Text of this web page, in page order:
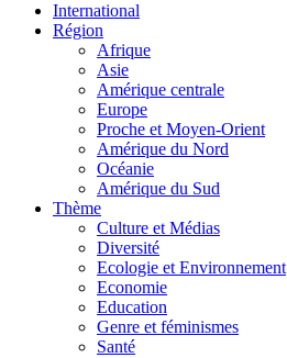
International
Région
Afrique
Asie
Amérique centrale
Europe
Proche et Moyen-Orient
Amérique du Nord
Océanie
Amérique du Sud
Thème
Culture et Médias
Diversité
Ecologie et Environnement
Economie
Education
Genre et féminismes
Santé